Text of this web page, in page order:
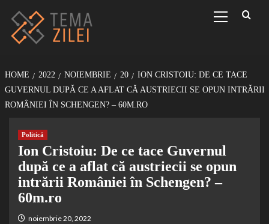
conținut
Menu
HOME 2022 NOIEMBRIE 20
ION CRISTOIU: DE CE TACE
GUVERNUL DUPĂ CE A AFLAT CĂ AUSTRIECII SE OPUN INTRĂRII
ROMÂNIEI ÎN SCHENGEN? – 60M.RO
Politică
Ion Cristoiu: De ce tace Guvernul
după ce a aflat că austriecii se opun
intrării României în Schengen? –
60m.ro
noiembrie 20, 2022